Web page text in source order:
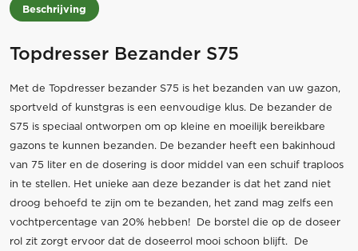
Beschrijving
Topdresser Bezander S75
Met de Topdresser bezander S75 is het bezanden van uw gazon,
sportveld of kunstgras is een eenvoudige klus. De bezander de
S75 is speciaal ontworpen om op kleine en moeilijk bereikbare
gazons te kunnen bezanden. De bezander heeft een bakinhoud
van 75 liter en de dosering is door middel van een schuif traploos
in te stellen. Het unieke aan deze bezander is dat het zand niet
droog behoefd te zijn om te bezanden, het zand mag zelfs een
vochtpercentage van 20% hebben! De borstel die op de doseer
rol zit zorgt ervoor dat de doseerrol mooi schoon blijft. De